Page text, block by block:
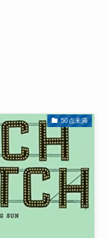
50点未満